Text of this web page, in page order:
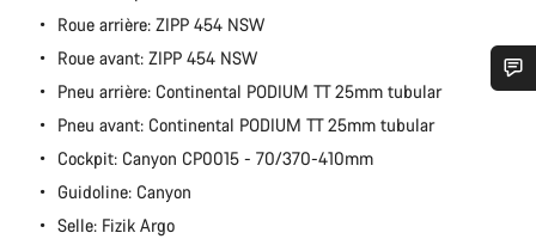
Roue arrière: ZIPP 454 NSW
Roue avant: ZIPP 454 NSW
Pneu arrière: Continental PODIUM TT 25mm tubular
Pneu avant: Continental PODIUM TT 25mm tubular
Cockpit: Canyon CP0015 - 70/370-410mm
Guidoline: Canyon
Selle: Fizik Argo
Besoin d’aide ?
Nos experts du service client vous attendent pour
répondre à vos questions.